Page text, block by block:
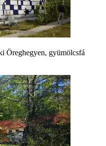
Öreghegyen, gyümölcsfá